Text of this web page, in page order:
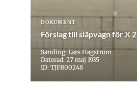
DOKUMENT
Förslag till släpvagn för X 2
Samling: Lars Hagström
Daterad: 27 maj 1935
ID: TJFR00248